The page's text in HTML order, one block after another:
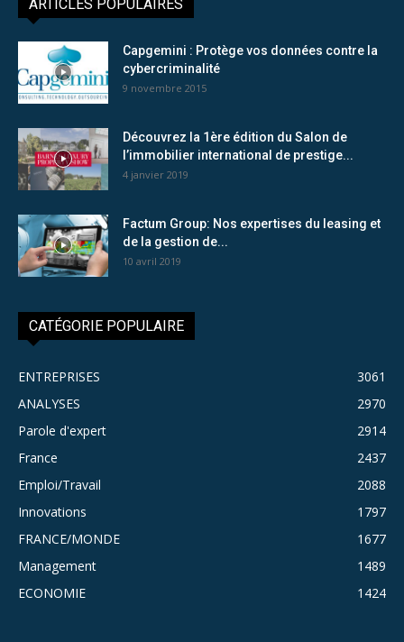
ARTICLES POPULAIRES
Capgemini : Protège vos données contre la
cybercriminalité
9 novembre 2015
Découvrez la 1ère édition du Salon de
l’immobilier international de prestige...
4 janvier 2019
Factum Group: Nos expertises du leasing et
de la gestion de...
10 avril 2019
CATÉGORIE POPULAIRE
ENTREPRISES
3061
ANALYSES
2970
Parole d'expert
2914
France
2437
Emploi/Travail
2088
Innovations
1797
FRANCE/MONDE
1677
Management
1489
ECONOMIE
1424